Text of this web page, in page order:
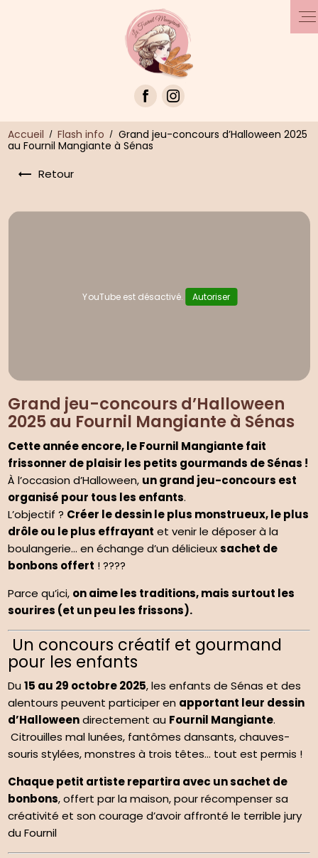
Accueil Flash info
Grand jeu-concours d’Halloween 2025
au Fournil Mangiante à Sénas
Retour
YouTube est désactivé. Autoriser
Grand jeu-concours d’Halloween
2025 au Fournil Mangiante à Sénas
Cette année encore, le Fournil Mangiante fait
frissonner de plaisir les petits gourmands de Sénas !
À l’occasion d’Halloween, un grand jeu-concours est
organisé pour tous les enfants.
L’objectif ? Créer le dessin le plus monstrueux, le plus
drôle ou le plus effrayant et venir le déposer à la
boulangerie… en échange d’un délicieuxsachet de
bonbons offert ! ????
Parce qu’ici, on aime les traditions, mais surtout les
sourires (et un peu les frissons).
Un concours créatif et gourmand
pour les enfants
Du15 au 29 octobre 2025, les enfants de Sénas et des
alentours peuvent participer en apportant leur dessin
d’Halloweendirectement au Fournil Mangiante.
Citrouilles mal lunées, fantômes dansants, chauves-
souris stylées, monstres à trois têtes… tout est permis !
Chaque petit artiste repartira avec un sachet de
bonbons, offert par la maison, pour récompenser sa
créativité et son courage d’avoir affronté le terrible jury
du Fournil
Panneau de gestion des cookies